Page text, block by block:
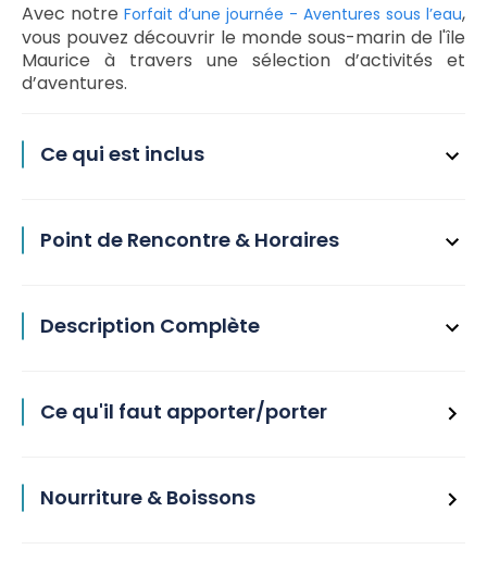
Avec notre Forfait d’une journée - Aventures sous l’eau,
vous pouvez découvrir le monde sous-marin de l'île
Maurice à travers une sélection d’activités et
d’aventures.
Ce qui est inclus
Point de Rencontre & Horaires
Description Complète
Ce qu'il faut apporter/porter
Nourriture & Boissons